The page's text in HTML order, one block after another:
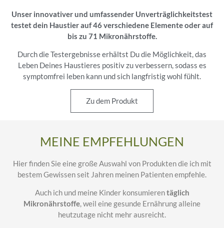
Unser innovativer und umfassender Unverträglichkeitstest
testet dein Haustier auf46 verschiedene Elemente oder auf
bis zu 71 Mikronährstoffe.
Durch die Testergebnisse erhältst Du die Möglichkeit, das
Leben Deines Haustieres positiv zu verbessern, sodass es
symptomfrei leben kann und sich langfristig wohl fühlt.
Zu dem Produkt
MEINE EMPFEHLUNGEN
Hier finden Sie eine große Auswahl von Produkten die ich mit
bestem Gewissen seit Jahren meinen Patienten empfehle.
Auch ich und meine Kinder konsumierentäglich
Mikronährstoffe, weil eine gesunde Ernährung alleine
heutzutage nicht mehr ausreicht.